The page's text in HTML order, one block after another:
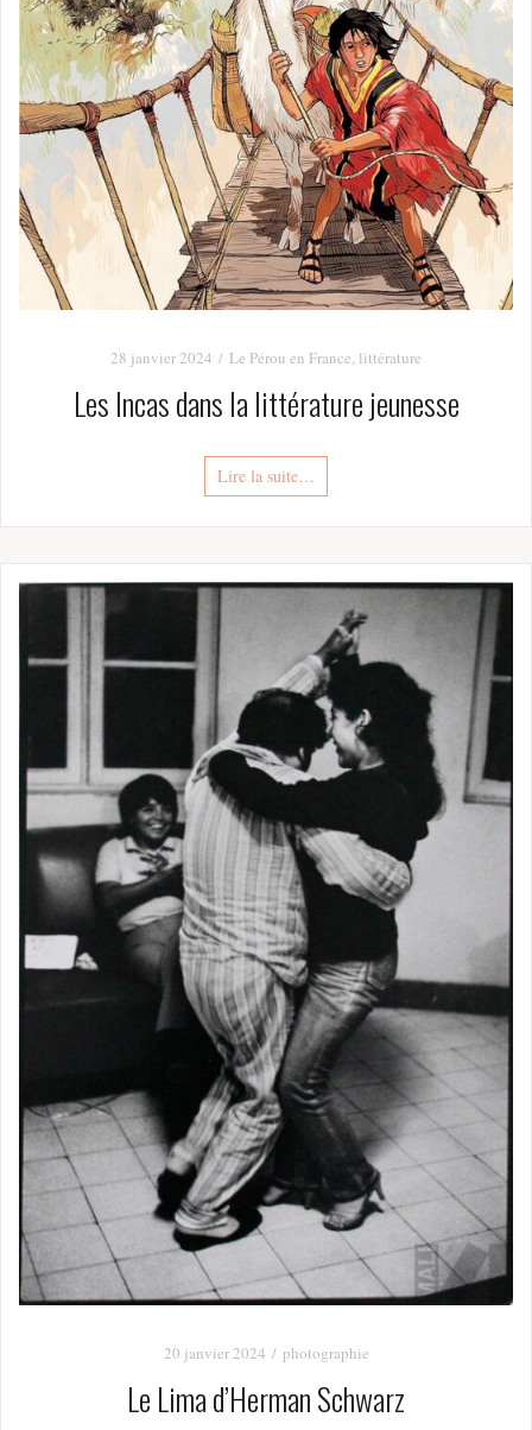
28 janvier 2024 Le Pérou en France, littérature
Les Incas dans la littérature jeunesse
Lire la suite…
20 janvier 2024 photographie
Le Lima d’Herman Schwarz